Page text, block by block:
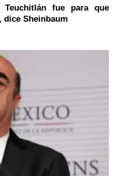
fue para que
dice Sheinbaum